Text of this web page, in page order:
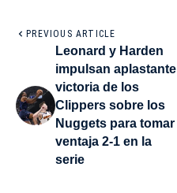
PREVIOUS ARTICLE
Leonard y Harden
impulsan aplastante
victoria de los
Clippers sobre los
Nuggets para tomar
ventaja 2-1 en la
serie